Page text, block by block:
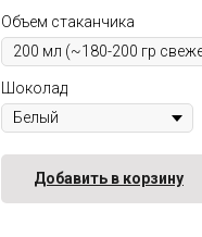
Объем стаканчика
Шоколад
Добавить в корзину